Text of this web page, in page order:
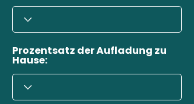
Prozentsatz der Aufladung zu
Hause: